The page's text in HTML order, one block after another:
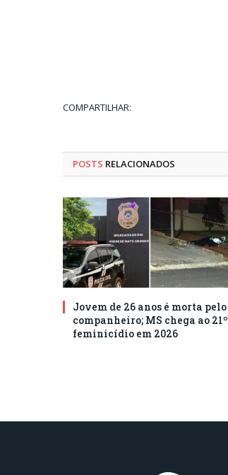
COMPARTILHAR:
POSTS RELACIONADOS
Jovem de 26 anos é morta pelo
companheiro; MS chega ao 21º
feminicídio em 2026